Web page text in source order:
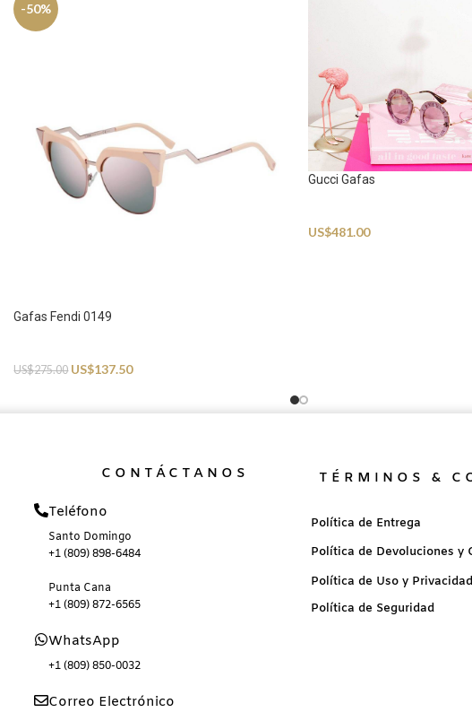
-50%
Gafas Fendi 0149
US$275.00 US$137.50
Gucci Gafas
US$481.00
CONTÁCTANOS
Teléfono
Santo Domingo
+1 (809) 898-6484
Punta Cana
+1 (809) 872-6565
WhatsApp
+1 (809) 850-0032
Correo Electrónico
TÉRMINOS &
Política de Entrega
Política de Devoluciones y
Política de Uso y Privacidad
Política de Seguridad